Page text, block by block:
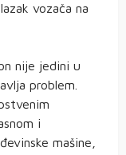
vozača na
nije jedini u
problem.
i
mašine,